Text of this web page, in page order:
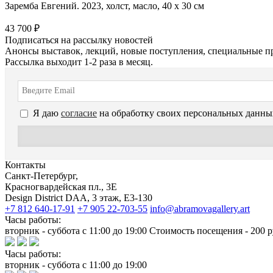
Заремба Евгений. 2023, холст, масло, 40 х 30 см
43 700 ₽
Подписаться на рассылку новостей
Анонсы выставок, лекций, новые поступления, специальные
Рассылка выходит 1-2 раза в месяц.
Я даю согласие на обработку своих персональных
Контакты
Санкт-Петербург,
Красногвардейская пл., 3E
Design District DAA, 3 этаж, Е3-130
+7 812 640-17-91 +7 905 22-703-55 info@abramovagallery.art
Часы работы:
вторник - суббота с 11:00 до 19:00 Стоимость посещения - 200
Часы работы:
вторник - суббота с 11:00 до 19:00